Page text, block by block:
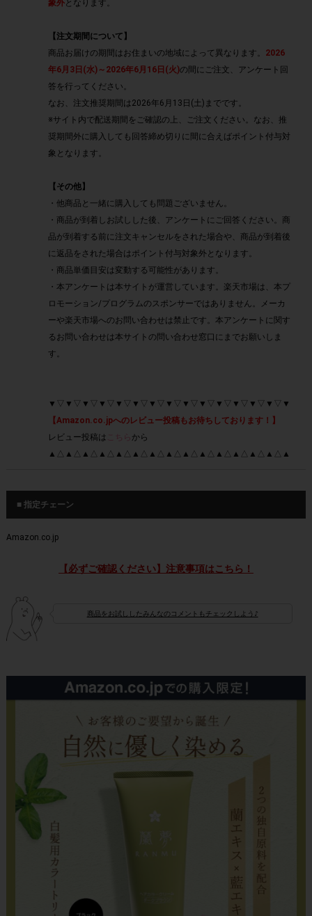
象外となります。
【注文期間について】
商品お届けの期間はお住まいの地域によって異なります。 2026
年6月3日(水)～2026年6月16日(火)の間にご注文、アンケート回
答を行ってください。
なお、注文推奨期間は2026年6月13日(土)までです。
※サイト内で配送期間をご確認の上、ご注文ください。なお、推
奨期間外に購入しても回答締め切りに間に合えばポイント付与対
象となります。
【その他】
・他商品と一緒に購入しても問題ございません。
・商品が到着しお試しした後、アンケートにご回答ください。商
品が到着する前に注文キャンセルをされた場合や、商品が到着後
に返品をされた場合はポイント付与対象外となります。
・商品単価目安は変動する可能性があります。
・本アンケートは本サイトが運営しています。楽天市場は、本プ
ロモーション/プログラムのスポンサーではありません。メーカ
ーや楽天市場へのお問い合わせは禁止です。本アンケートに関す
るお問い合わせは本サイトの問い合わせ窓口にまでお願いしま
す。
▼▽▼▽▼▽▼▽▼▽▼▽▼▽▼▽▼▽▼▽▼▽▼▽▼▽▼▽▼
【Amazon.co.jpへのレビュー投稿もお待ちしております！】
レビュー投稿は
こちら から
▲△▲△▲△▲△▲△▲△▲△▲△▲△▲△▲△▲△▲△▲△▲
■ 指定チェーン
Amazon.co.jp
【必ずご確認ください】注意事項はこちら！
商品をお試ししたみんなのコメントもチェックしよう♪